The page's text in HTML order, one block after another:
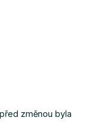
změnou byla